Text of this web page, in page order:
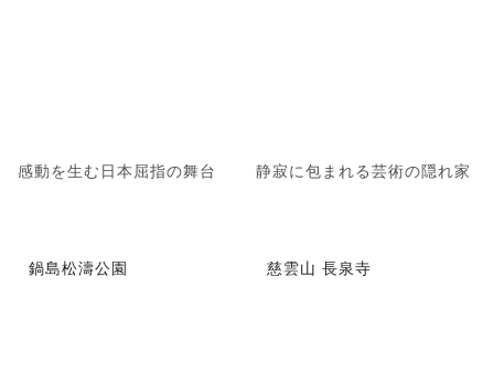
感動を生む日本屈指の舞台 静寂に包まれる芸術の隠れ家
鍋島松濤公園 慈雲山 長泉寺